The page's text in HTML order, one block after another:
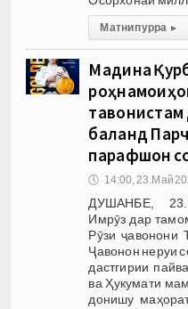
Матни пурра ▸
Мадина
тавонистам
баланд
парафшон
🕔 14:00, 23.Май
ДУШАНБЕ,
Имрӯз дар
Рӯзи ҷавонони
Ҷавонон неруи
дастгирии
ва Ҳукумати
донишу